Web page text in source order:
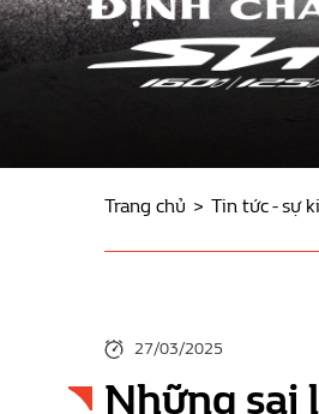
Trang chủ Tin tức - sự
27/03/2025
Những sai